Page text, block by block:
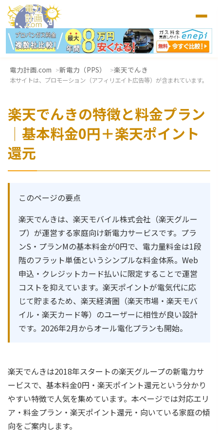
電力計画.com 新電力（PPS） 楽天でんき
本サイトは、プロモーション（アフィリエイト広告等）が含まれています。
楽天でんきの特徴と料金プラン
｜基本料金0円＋楽天ポイント
還元
このページの要点
楽天でんきは、楽天モバイル株式会社（楽天グルー
プ）が運営する家庭向け新電力サービスです。プラ
ンS・プランMの基本料金が0円で、電力量料金は1段
階のフラット単価というシンプルな料金体系。Web
申込・クレジットカード払いに限定することで運営
コストを抑えています。楽天ポイントが電気代に応
じて貯まるため、楽天経済圏（楽天市場・楽天モバ
イル・楽天カード等）のユーザーに相性が良い設計
です。2026年2月からオール電化プランも開始。
楽天でんきは2018年スタートの楽天グループの新電力サ
ービスで、基本料金0円・楽天ポイント還元という分かり
やすい特徴で人気を集めています。本ページでは対応エリ
ア・料金プラン・楽天ポイント還元・向いている家庭の傾
向をご案内します。